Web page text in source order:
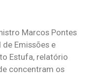
Marcos Pontes
Emissões e
Estufa, relatório
concentram os